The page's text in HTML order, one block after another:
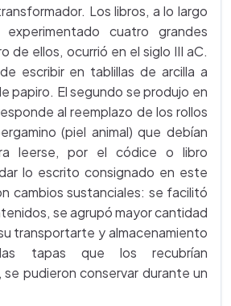
Los libros, a lo largo
cuatro grandes
de ellos, ocurrió en el siglo III aC.
escribir en tablillas de arcilla a
papiro. El segundo se produjo en
al reemplazo de los rollos
(piel animal) que debían
leerse, por el códice o libro
lo escrito consignado en este
cambios sustanciales: se facilitó
se agrupó mayor cantidad
transportarte y almacenamiento
tapas que los recubrían
se pudieron conservar durante un